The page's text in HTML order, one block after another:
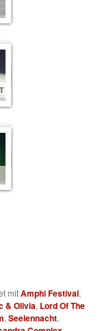
mitAmphi Festival,
& Olivia, Lord Of The
,Seelennacht,